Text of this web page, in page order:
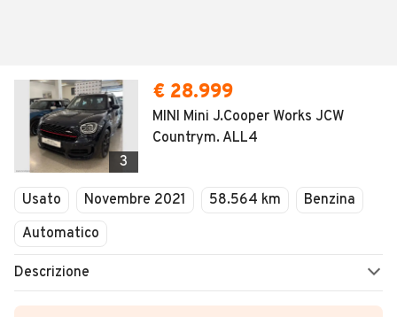
3
€ 28.999
MINI Mini J.Cooper Works JCW
Countrym. ALL4
Usato Novembre 2021 58.564 km
Benzina
Automatico
Descrizione